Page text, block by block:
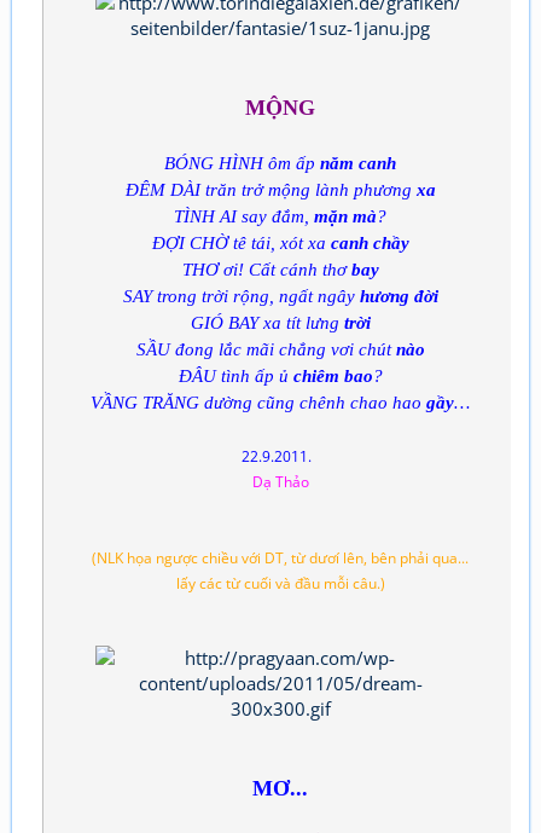
MỘNG
BÓNG HÌNH ôm ấp năm canh
ĐÊM DÀI trăn trở mộng lành phương xa
TÌNH AI say đắm, mặn mà?
ĐỢI CHỜ tê tái, xót xa canh chầy
THƠ ơi! Cất cánh thơbay
SAY trong trời rộng, ngất ngây hương đời
GIÓ BAY xa tít lưng trời
SẦU đong lắc mãi chẳng vơi chútnào
ĐÂU tình ấp ủ chiêm bao?
VẦNG TRĂNG dường cũng chênh chao hao gầy…
22.9.2011.
Dạ Thảo
(NLK họa ngược chiều với DT, từ dươí lên, bên phải qua...
lấy các từ cuối và đầu mỗi câu.)
MƠ...